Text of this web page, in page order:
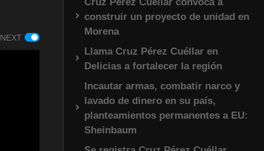
construir un proyecto de unidad en
Morena
Llama Cruz Pérez Cuéllar en
Delicias a fortalecer la región
Incautar armas, combatir narco y
lavado de dinero en su país,
planteamientos permanentes a EU:
Sheinbaum